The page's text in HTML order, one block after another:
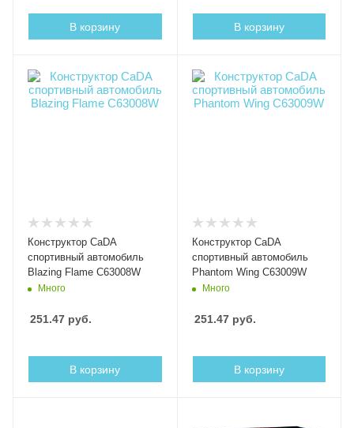
В корзину В корзину
Конструктор CaDA
спортивный автомобиль
Blazing Flame C63008W
Много
251.47 руб.
В корзину
Конструктор CaDA
спортивный автомобиль
Phantom Wing C63009W
Много
251.47руб.
В корзину